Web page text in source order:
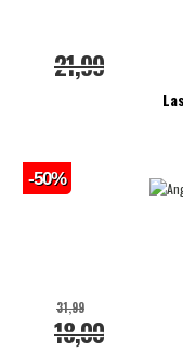
21,99
18,00
31,99
-50%